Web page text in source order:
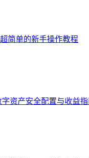
简单的新手操作教程
资产安全配置与收益指